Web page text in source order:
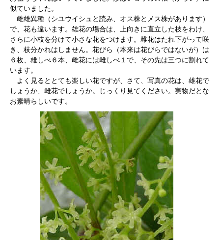
似ていました。
雌雄異種（シユウイシュと読み、オス株とメス株があります）
で、花も違います。雄花の場合は、上向きに直立した枝をわけ、
さらに小枝を分けて小さな花をつけます。雌花はたれ下がって咲
き、枝分かれはしません。花びら（本来は花びらではないが）は
６枚、雄しべ６本、雌花には雌しべ１で、その先は三つに割れて
います。
よく見るととても楽しい花ですが、さて、写真の花は、雄花で
しょうか、雌花でしょうか。じっくり見てください。実物だとな
お素晴らしいです。